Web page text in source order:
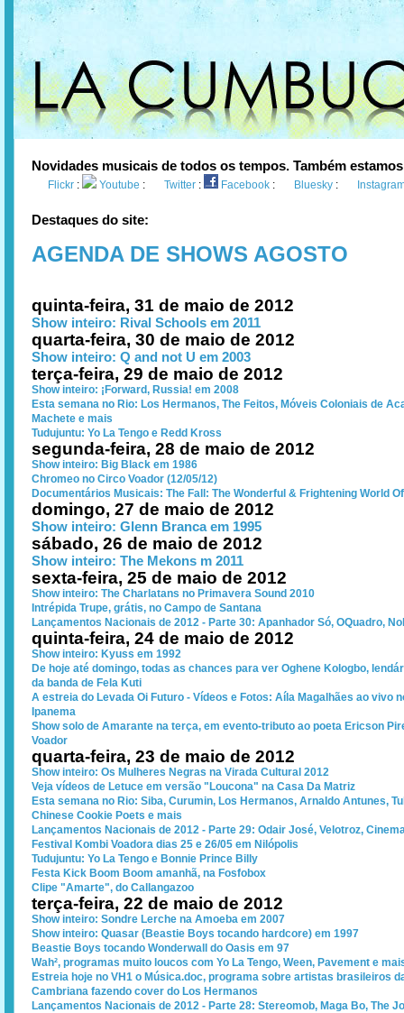
Novidades musicais de todos os tempos. Também
Flickr : Youtube : Twitter : Facebook : Bluesky :
Destaques do site:
AGENDA DE SHOWS AGOSTO
quinta-feira, 31 de maio de 2012
Show inteiro: Rival Schools em 2011
quarta-feira, 30 de maio de 2012
Show inteiro: Q and not U em 2003
terça-feira, 29 de maio de 2012
Show inteiro: ¡Forward, Russia! em 2008
Esta semana no Rio: Los Hermanos, The Feitos, Móveis Coloniais de
Machete e mais
Tudujuntu: Yo La Tengo e Redd Kross
segunda-feira, 28 de maio de 2012
Show inteiro: Big Black em 1986
Chromeo no Circo Voador (12/05/12)
Documentários Musicais: The Fall: The Wonderful & Frightening World
domingo, 27 de maio de 2012
Show inteiro: Glenn Branca em 1995
sábado, 26 de maio de 2012
Show inteiro: The Mekons m 2011
sexta-feira, 25 de maio de 2012
Show inteiro: The Charlatans no Primavera Sound 2010
Intrépida Trupe, grátis, no Campo de Santana
Lançamentos Nacionais de 2012 - Parte 30: Apanhador Só, OQuadro,
quinta-feira, 24 de maio de 2012
Show inteiro: Kyuss em 1992
De hoje até domingo, todas as chances para ver Oghene Kologbo,
da banda de Fela Kuti
A estreia do Levada Oi Futuro - Vídeos e Fotos: Aíla Magalhães ao vivo
Ipanema
Show solo de Amarante na terça, em evento-tributo ao poeta Ericson
Voador
quarta-feira, 23 de maio de 2012
Show inteiro: Os Mulheres Negras na Virada Cultural 2012
Veja vídeos de Letuce em versão "Loucona" na Casa Da Matriz
Esta semana no Rio: Siba, Curumin, Los Hermanos, Arnaldo Antunes,
Chinese Cookie Poets e mais
Lançamentos Nacionais de 2012 - Parte 29: Odair José, Velotroz,
Festival Kombi Voadora dias 25 e 26/05 em Nilópolis
Tudujuntu: Yo La Tengo e Bonnie Prince Billy
Festa Kick Boom Boom amanhã, na Fosfobox
Clipe "Amarte", do Callangazoo
terça-feira, 22 de maio de 2012
Show inteiro: Sondre Lerche na Amoeba em 2007
Show inteiro: Quasar (Beastie Boys tocando hardcore) em 1997
Beastie Boys tocando Wonderwall do Oasis em 97
Wah², programas muito loucos com Yo La Tengo, Ween, Pavement e
Estreia hoje no VH1 o Música.doc, programa sobre artistas brasileiros
Cambriana fazendo cover do Los Hermanos
Lançamentos Nacionais de 2012 - Parte 28: Stereomob, Maga Bo, The